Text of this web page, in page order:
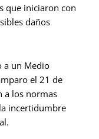
que iniciaron con
daños
a un Medio
el 21 de
a los normas
incertidumbre